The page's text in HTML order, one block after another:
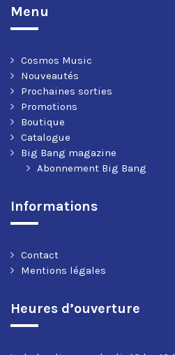
Menu
Cosmos Music
Nouveautés
Prochaines sorties
Promotions
Boutique
Catalogue
Big Bang magazine
Abonnement Big Bang
Informations
Contact
Mentions légales
Heures d’ouverture